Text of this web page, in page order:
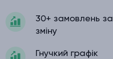
30+ замовлень за
зміну
Гнучкий графік